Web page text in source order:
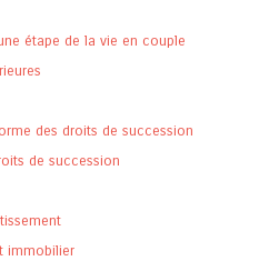
étape de la vie en couple
des droits de succession
de succession
immobilier